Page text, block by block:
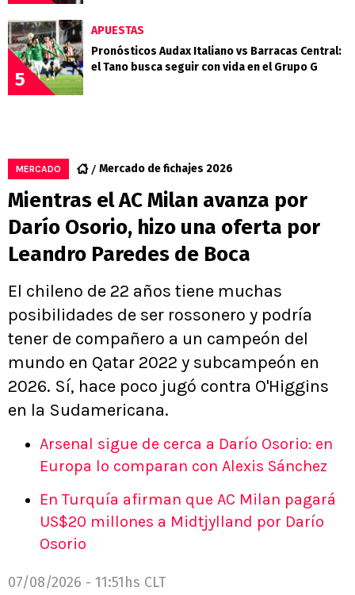
5
APUESTAS
Pronósticos Audax Italiano vs Barracas Central:
el Tano busca seguir con vida en el Grupo G
MERCADO Mercado de fichajes 2026
Mientras el AC Milan avanza por
Darío Osorio, hizo una oferta por
Leandro Paredes de Boca
El chileno de 22 años tiene muchas
posibilidades de ser rossonero y podría
tener de compañero a un campeón del
mundo en Qatar 2022 y subcampeón en
2026. Sí, hace poco jugó contra O'Higgins
en la Sudamericana.
Arsenal sigue de cerca a Darío Osorio: en
Europa lo comparan con Alexis Sánchez
En Turquía afirman que AC Milan pagará
US$20 millones a Midtjylland por Darío
Osorio
07/08/2026 - 11:51hs CLT